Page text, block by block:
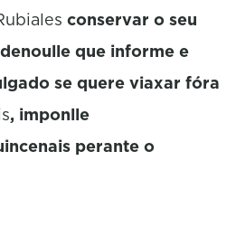
conservar o seu
que informe e
se quere viaxar fóra
, imponlle
perante o